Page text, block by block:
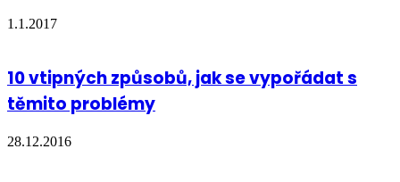
1.1.2017
10 vtipných způsobů, jak se vypořádat s
těmito problémy
28.12.2016